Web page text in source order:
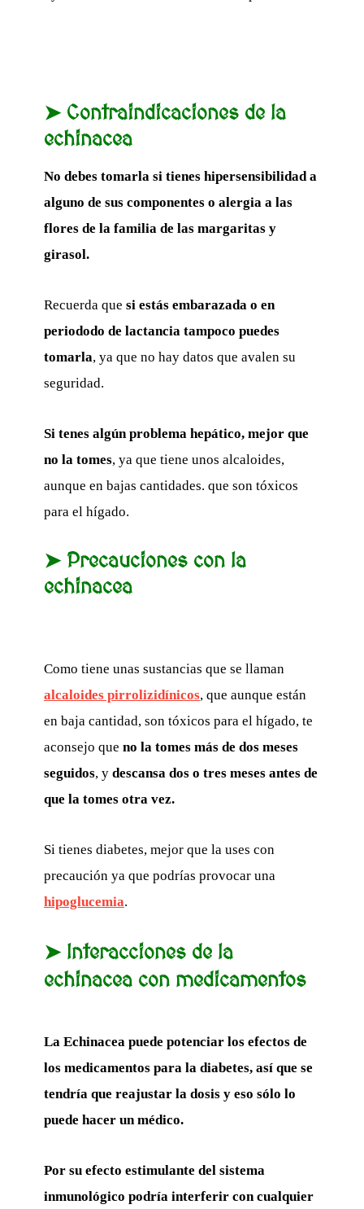
➤ Contraindicaciones de la
echinacea
No debes tomarla si tienes hipersensibilidad a
alguno de sus componentes o alergia a las
flores de la familia de las margaritas y
girasol.
Recuerda que si estás embarazada o en
periododo de lactancia tampoco puedes
tomarla, ya que no hay datos que avalen su
seguridad.
Si tenes algún problema hepático, mejor que
no la tomes, ya que tiene unos alcaloides,
aunque en bajas cantidades. que son tóxicos
para el hígado.
➤ Precauciones con la
echinacea
Como tiene unas sustancias que se llaman
alcaloides pirrolizidínicos, que aunque están
en baja cantidad, son tóxicos para el hígado, te
aconsejo que no la tomes más de dos meses
seguidos, y descansa dos o tres meses antes de
que la tomes otra vez.
Si tienes diabetes, mejor que la uses con
precaución ya que podrías provocar una
hipoglucemia.
➤ Interacciones de la
echinacea con medicamentos
La Echinacea puede potenciar los efectos de
los medicamentos para la diabetes, así que se
tendría que reajustar la dosis y eso sólo lo
puede hacer un médico.
Por su efecto estimulante del sistema
inmunológico podría interferir con cualquier